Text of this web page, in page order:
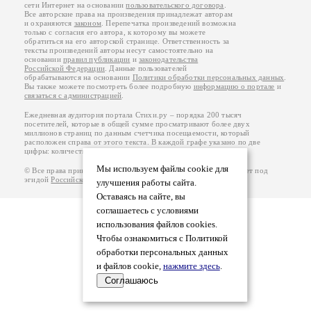
Мы используем файлы cookie для
улучшения работы сайта.
Оставаясь на сайте, вы
соглашаетесь с условиями
использования файлов cookies.
Чтобы ознакомиться с Политикой
обработки персональных данных
и файлов cookie, нажмите здесь.
Соглашаюсь
сети Интернет на основаниипользовательского договора
Все авторские права на произведения принадлежат авторам
и охраняются законом . Перепечатка произведений возможна
только с согласия его автора, к которому вы можете
обратиться на его авторской странице. Ответственность за
тексты произведений авторы несут самостоятельно на
основанииправил публикации изаконодательства
Российской Федерации . Данные пользователей
обрабатываются на основании Политики обработки персональных данных
Вы также можете посмотреть более подробную информацию о портале и
связаться с администрацией
Ежедневная аудитория портала Стихи.ру – порядка 200 тысяч
посетителей, которые в общей сумме просматривают более двух
миллионов страниц по данным счетчика посещаемости, который
расположен справа от этого текста. В каждой графе указано по две
цифры: количество просмотров и количество посетителей.
© Все права принадлежат авторам, 2000-2026. Портал работает под
эгидойРоссийского союза писателей.